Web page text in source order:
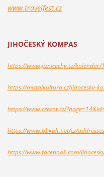
www.travelfest.cz
JIHOČESKÝ KOMPAS
https://www.jiznicechy.cz/
https://mistnikultura.cz/jihocesky-
https://www.czecot.cz/
https://www.bbkult.net/cz/
https://www.facebook.com/